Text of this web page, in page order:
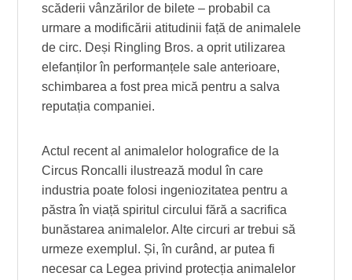
scăderii vânzărilor de bilete – probabil ca
urmare a modificării atitudinii față de animalele
de circ. Deși Ringling Bros. a oprit utilizarea
elefanților în performanțele sale anterioare,
schimbarea a fost prea mică pentru a salva
reputația companiei.
Actul recent al animalelor holografice de la
Circus Roncalli ilustrează modul în care
industria poate folosi ingeniozitatea pentru a
păstra în viață spiritul circului fără a sacrifica
bunăstarea animalelor. Alte circuri ar trebui să
urmeze exemplul. Și, în curând, ar putea fi
necesar ca Legea privind protecția animalelor